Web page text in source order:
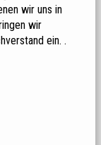
wir uns in
wir
ein. .